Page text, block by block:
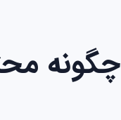
چگونه